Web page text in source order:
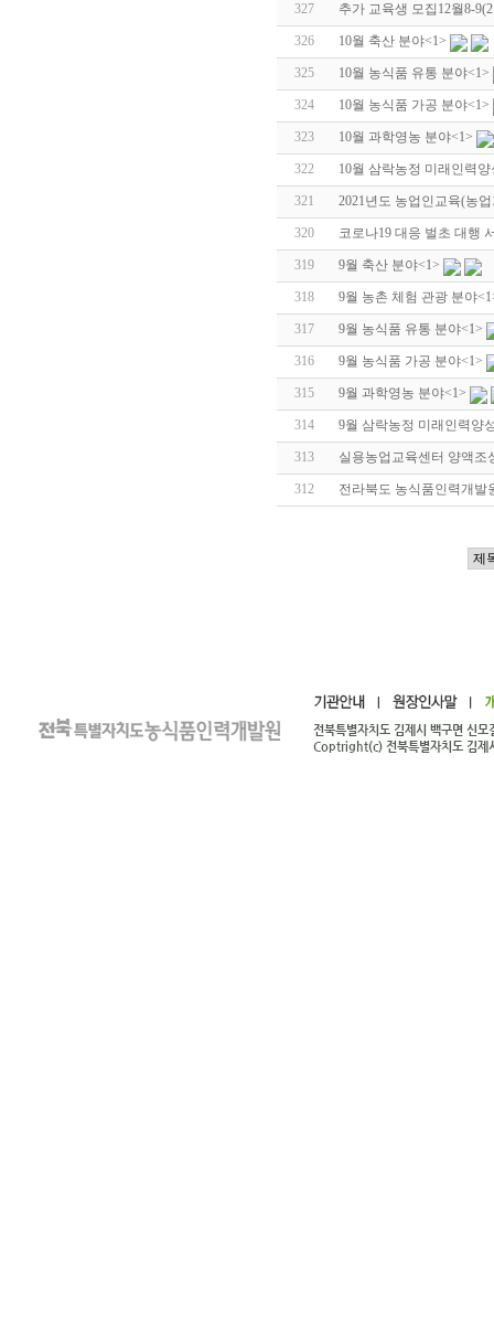
327 추가 교육생 모집12월8-
326 10월 축산 분야<1>
325 10월 농식품 유통 분야<1>
324 10월 농식품 가공 분야<1>
323 10월 과학영농 분야<1>
322 10월 삼락농정 미래인력
321 2021년도 농업인교육(농
320 코로나19 대응 벌초 대행
319 9월 축산 분야<1>
318 9월 농촌 체험 관광 분야
317 9월 농식품 유통 분야<1>
316 9월 농식품 가공 분야<1>
315 9월 과학영농 분야<1>
314 9월 삼락농정 미래인력양
313 실용농업교육센터 양액조
312 전라북도 농식품인력개발